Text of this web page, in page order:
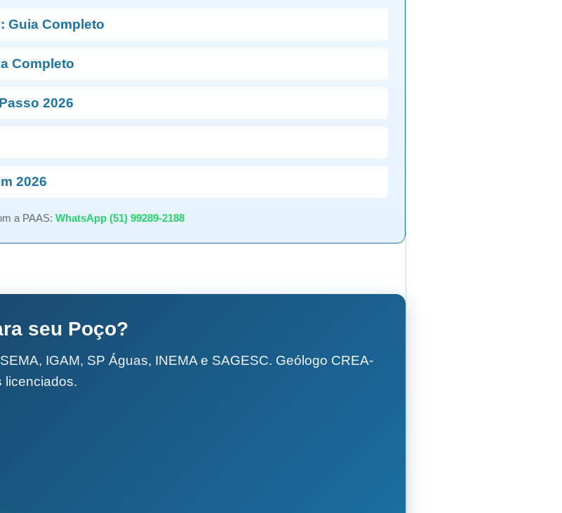
Guia Completo
Completo
2026
2026
a PAAS: WhatsApp (51) 99289-2188
seu Poço?
IGAM, SP Águas, INEMA e SAGESC. Geólogo CREA-
licenciados.